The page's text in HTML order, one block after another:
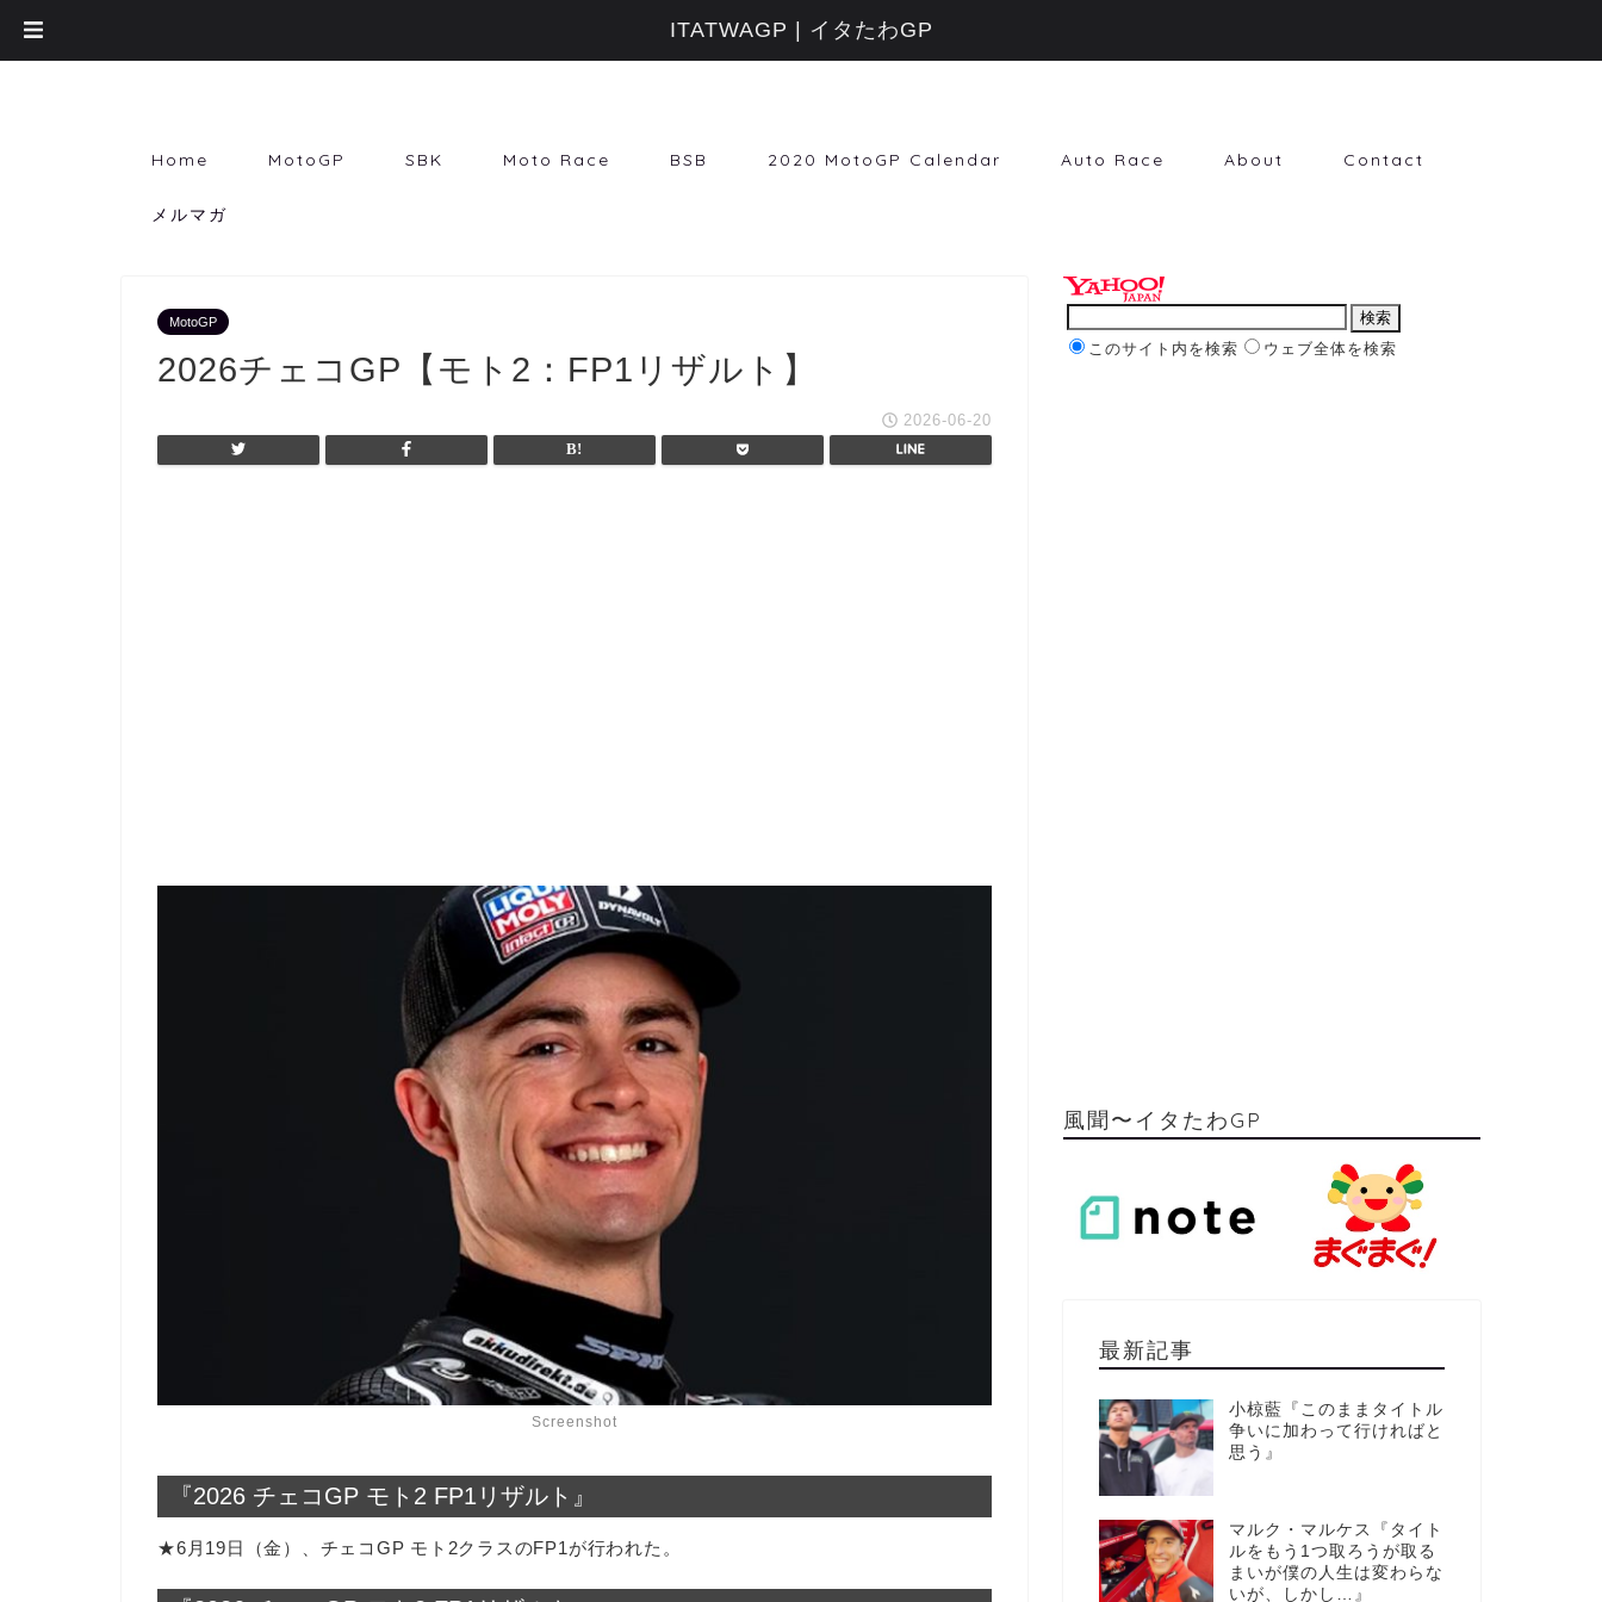
Home MotoGP SBK Moto Race BSB 2020 MotoGP Calendar Auto Race About Contact
メルマガ
MotoGP
2026チェコGP【モト2：FP1リザルト】
2026-06-20
Screenshot
『2026 チェコGP モト2 FP1リザルト』
★6月19日（金）、チェコGP モト2クラスのFP1が行われた。
このサイト内を検索 ウェブ全体を検索
風聞〜イタたわGP
最新記事
小椋藍『このままタイトル
争いに加わって行ければと
思う』
マルク・マルケス『タイト
ルをもう1つ取ろうが取る
まいが僕の人生は変わらな
いが、しかし…』
ITATWAGP | イタたわGP